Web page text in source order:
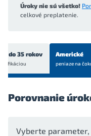
Úroky nie sú všetko!
celkové preplatenie.
do 35 rokov Americké
peniaze na
Porovnanie
Vyberte